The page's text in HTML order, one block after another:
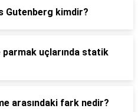
Gutenberg kimdir?
uçlarında statik
arasındaki fark nedir?